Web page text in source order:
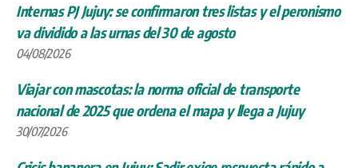
Internas PJ Jujuy: se confirmaron tres listas y el peronismo
va dividido a las urnas del 30 de agosto
04/08/2026
Viajar con mascotas: la norma oficial de transporte
nacional de 2025 que ordena el mapa y llega a Jujuy
30/07/2026